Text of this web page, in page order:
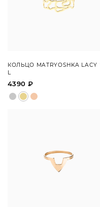
КОЛЬЦО MATRYOSHKA LACY
L
4390 ₽